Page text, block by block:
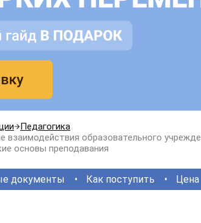
Педагогика
взаимодействия образовательного
основы преподавания
документы Как поступить Цена